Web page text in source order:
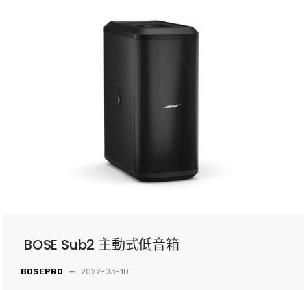
BOSE Sub2 主動式低音箱
BOSEPRO — 2022-03-10